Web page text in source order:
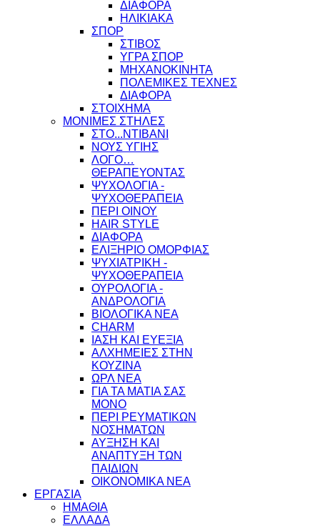
ΔΙΑΦΟΡΑ
ΗΛΙΚΙΑΚΑ
ΣΠΟΡ
ΣΤΙΒΟΣ
ΥΓΡΑ ΣΠΟΡ
ΜΗΧΑΝΟΚΙΝΗΤΑ
ΠΟΛΕΜΙΚΕΣ ΤΕΧΝΕΣ
ΔΙΑΦΟΡΑ
ΣΤΟΙΧΗΜΑ
ΜΟΝΙΜΕΣ ΣΤΗΛΕΣ
ΣΤΟ...ΝΤΙΒΑΝΙ
ΝΟΥΣ ΥΓΙΗΣ
ΛΟΓΟ…
ΘΕΡΑΠΕΥΟΝΤΑΣ
ΨΥΧΟΛΟΓΙΑ -
ΨΥΧΟΘΕΡΑΠΕΙΑ
ΠΕΡΙ ΟΙΝΟΥ
HAIR STYLE
ΔΙΑΦΟΡΑ
ΕΛΙΞΗΡΙΟ ΟΜΟΡΦΙΑΣ
ΨΥΧΙΑΤΡΙΚΗ -
ΨΥΧΟΘΕΡΑΠΕΙΑ
ΟΥΡΟΛΟΓΙΑ -
ΑΝΔΡΟΛΟΓΙΑ
ΒΙΟΛΟΓΙΚΑ ΝΕΑ
CHARM
ΙΑΣΗ ΚΑΙ ΕΥΕΞΙΑ
ΑΛΧΗΜΕΙΕΣ ΣΤΗΝ
ΚΟΥΖΙΝΑ
ΩΡΛ ΝEA
ΓΙΑ ΤΑ ΜΑΤΙΑ ΣΑΣ
ΜΟΝΟ
ΠΕΡΙ ΡΕΥΜΑΤΙΚΩΝ
ΝΟΣΗΜΑΤΩΝ
ΑΥΞΗΣΗ ΚΑΙ
ΑΝΑΠΤΥΞΗ ΤΩΝ
ΠΑΙΔΙΩΝ
ΟΙΚΟΝΟΜΙΚΑ ΝΕΑ
ΕΡΓΑΣΙΑ
ΗΜΑΘΙΑ
ΕΛΛΑΔΑ